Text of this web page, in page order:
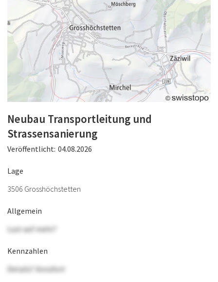
Neubau Transportleitung und
Strassensanierung
Veröffentlicht: 04.08.2026
Lage
3506 Grosshöchstetten
Allgemein
Lust auf mehr?
Kennzahlen
Details? Anrufen!